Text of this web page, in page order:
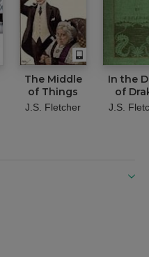
The Middle
of Things
J.S. Fletcher
In the
of
J.S.